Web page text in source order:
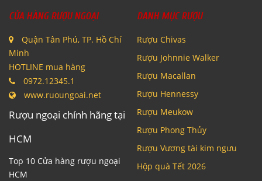
CỬA HÀNG RƯỢU NGOẠI
Quận Tân Phú, TP. Hồ Chí
Minh
HOTLINE mua hàng
0972.12345.1
www.ruoungoai.net
Rượu ngoại chính hãng tại
HCM
Top 10 Cửa hàng rượu ngoại
HCM
DANH MỤC RƯỢU
Rượu Chivas
Rượu Johnnie Walker
Rượu Macallan
Rượu Hennessy
Rượu Meukow
Rượu Phong Thủy
Rượu Vương tài kim ngưu
Hộp quà Tết 2026